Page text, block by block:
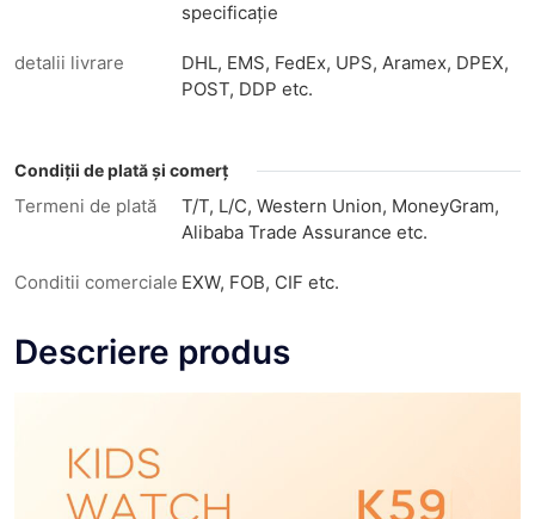
specificație
detalii livrare
DHL, EMS, FedEx, UPS, Aramex, DPEX,
POST, DDP etc.
Condiții de plată și comerț
Termeni de plată
T/T, L/C, Western Union, MoneyGram,
Alibaba Trade Assurance etc.
Conditii comerciale EXW, FOB, CIF etc.
Descriere produs